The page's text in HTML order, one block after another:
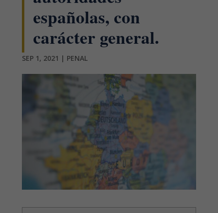
españolas, con
carácter general.
SEP 1, 2021 | PENAL